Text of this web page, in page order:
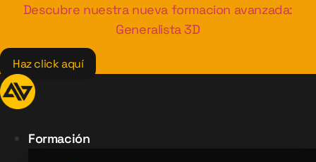
contenido
Descubre nuestra nueva formacion avanzada:
Generalista 3D
Haz click aquí
Formación